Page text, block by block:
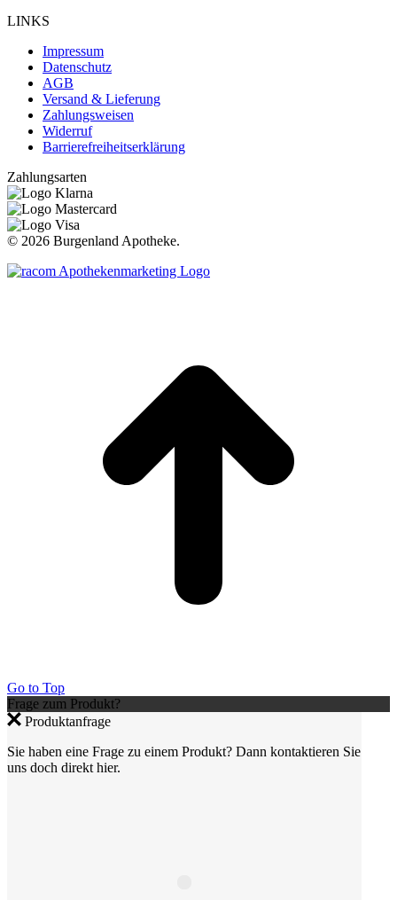
LINKS
Impressum
Datenschutz
AGB
Versand & Lieferung
Zahlungsweisen
Widerruf
Barrierefreiheitserklärung
Zahlungsarten
© 2026 Burgenland Apotheke.
Go to Top
Frage zum Produkt?
Produktanfrage
Sie haben eine Frage zu einem Produkt? Dann kontaktieren Sie
uns doch direkt hier.